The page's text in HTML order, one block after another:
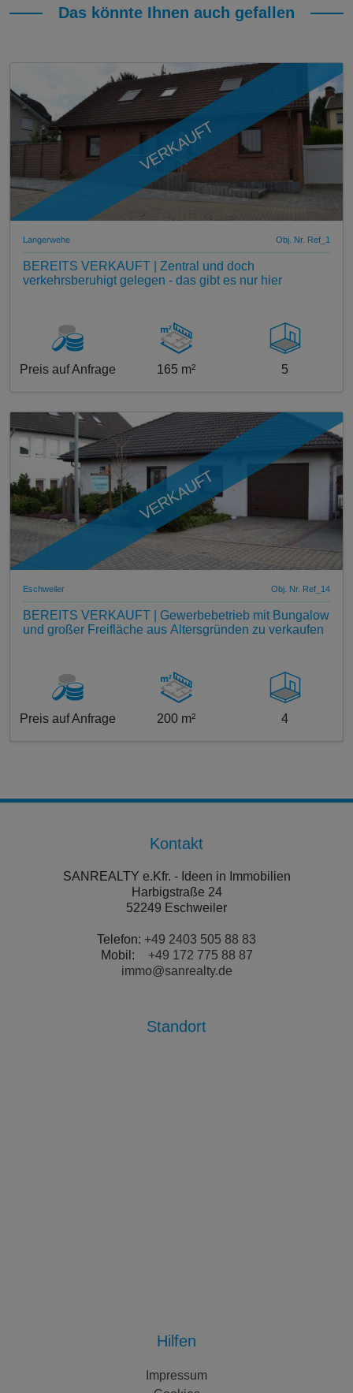
Das könnte Ihnen auch gefallen
VERKAUFT
Langerwehe Obj. Nr. Ref_1
BEREITS VERKAUFT | Zentral und doch
verkehrsberuhigt gelegen - das gibt es nur hier
Preis auf Anfrage 165 m² 5
VERKAUFT
Eschweiler Obj. Nr. Ref_14
BEREITS VERKAUFT | Gewerbebetrieb mit Bungalow
und großer Freifläche aus Altersgründen zu verkaufen
Preis auf Anfrage 200 m² 4
Kontakt
SANREALTY e.Kfr. - Ideen in Immobilien
Harbigstraße 24
52249 Eschweiler
Telefon: +49 2403 505 88 83
Mobil:
+49 172 775 88 87
immo@sanrealty.de
Standort
Hilfen
Impressum